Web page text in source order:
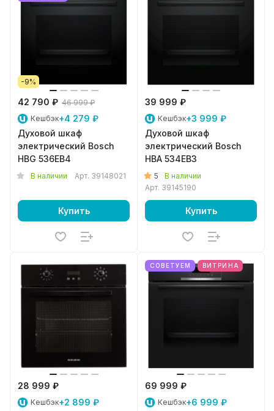
-9%
42 790 ₽ 46 999 ₽
Кешбэк+4 279 ₽
Духовой шкаф
электрический Bosch
HBG 536EB4
В наличии Арт. 39148021
Купить
39 999 ₽
Кешбэк+3 999 ₽
Духовой шкаф
электрический Bosch
HBA 534EB3
5
В наличии
Арт. 39145190
Купить
28 999 ₽
Кешбэк+2 899 ₽
СОВЕТУЕМ ВИТРИНА
69 999 ₽
Кешбэк+6 999 ₽